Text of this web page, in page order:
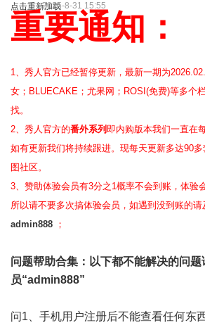
点击重新加载2025-8-31 15:55
重要通知：
1、秀人官方已经暂停更新，最新一期为
女；BLUECAKE；尤果网；ROSI(免费)等多个
找。
2、 秀人官方的番外系列 即内购版本我们一直在
如有更新我们将持续跟进。现每天更新多达90
图社区。
3、赞助体验会员有3分之1概率不会到账，体验
所以请不要多次搞体验会员，如遇到没到账的请
admin888 ；
问题帮助合集 ：以下都不能解决的问
员“admin888”
问1、手机用户注册后不能查看任何东西